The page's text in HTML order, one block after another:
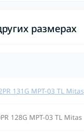
размерах
131G MPT-03 TL Mitas
128G MPT-03 TL Mitas